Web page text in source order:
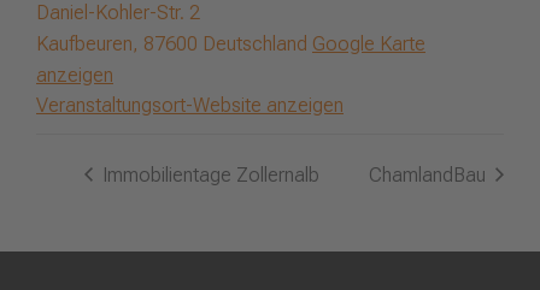
Daniel-Kohler-Str. 2
Kaufbeuren, 87600 Deutschland Google Karte
anzeigen
Veranstaltungsort-Website anzeigen
Immobilientage Zollernalb ChamlandBau